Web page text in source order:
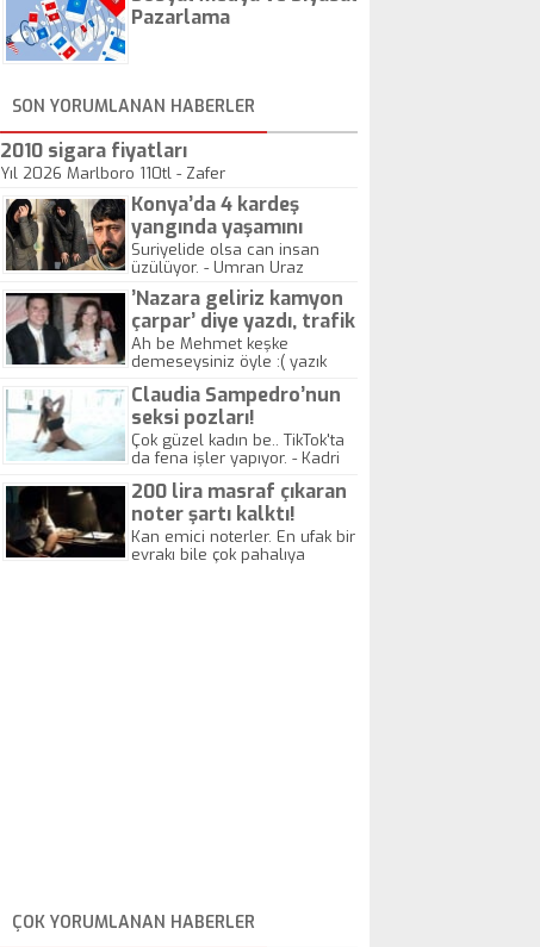
önemli olmadığını anlamıştır.
Pazarlama
SON YORUMLANAN HABERLER
2010 sigara fiyatları
Yıl 2026 Marlboro 110tl - Zafer
Konya’da 4 kardeş
yangında yaşamını
yitirdi
Suriyelide olsa can insan
üzülüyor. - Umran Uraz
’Nazara geliriz kamyon
çarpar’ diye yazdı, trafik
kazasında öldü!
Ah be Mehmet keşke
demeseysiniz öyle :( yazık
Claudia Sampedro’nun
seksi pozları!
Çok güzel kadın be.. TikTok'ta
da fena işler yapıyor. - Kadri
200 lira masraf çıkaran
noter şartı kalktı!
Kan emici noterler. En ufak bir
evrakı bile çok pahalıya
ÇOK YORUMLANAN HABERLER